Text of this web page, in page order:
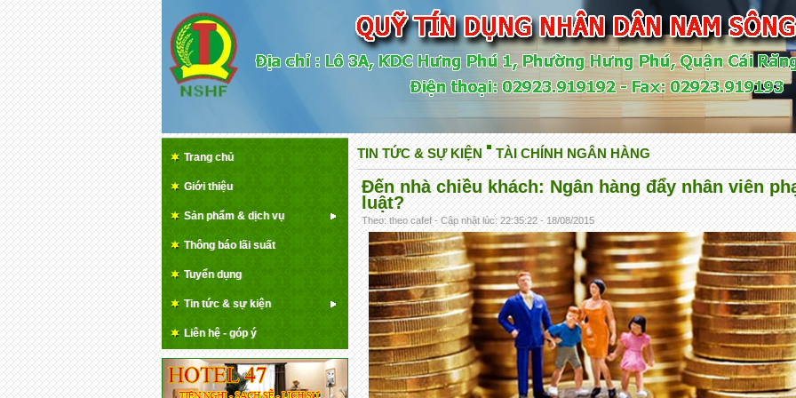
Trang chủ
Giới thiệu
Sản phẩm & dịch vụ
Thông báo lãi suất
Tuyển dụng
Tin tức & sự kiện
Liên hệ - góp ý
TIN TỨC & SỰ KIỆN TÀI CHÍNH NGÂN HÀNG
Đến nhà chiều khách: Ngân hàng đẩy nhân viên
luật?
Theo: theo cafef - Cập nhật lúc: 22:35:22 - 18/08/2015